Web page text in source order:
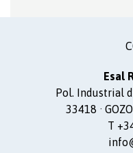
Esal
Pol. Industrial
33418 ·
T